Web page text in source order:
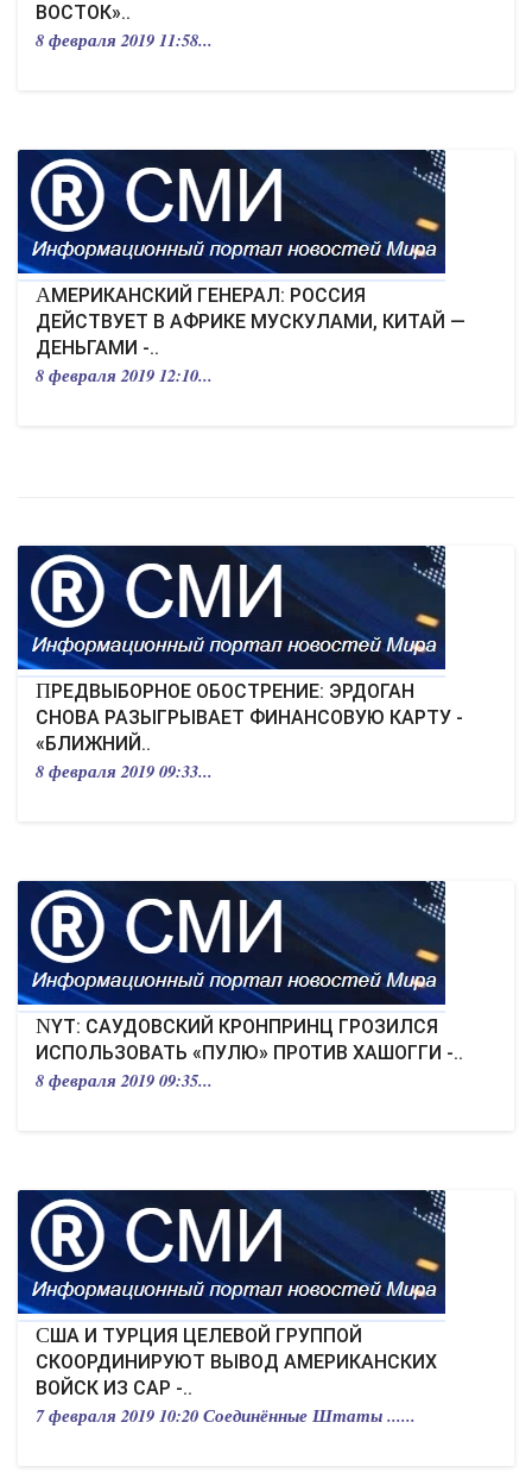
ВОСТОК»..
8 февраля 2019 11:58...
АМЕРИКАНСКИЙ ГЕНЕРАЛ: РОССИЯ
ДЕЙСТВУЕТ В АФРИКЕ МУСКУЛАМИ, КИТАЙ —
ДЕНЬГАМИ -..
8 февраля 2019 12:10...
ПРЕДВЫБОРНОЕ ОБОСТРЕНИЕ: ЭРДОГАН
СНОВА РАЗЫГРЫВАЕТ ФИНАНСОВУЮ КАРТУ -
«БЛИЖНИЙ..
8 февраля 2019 09:33...
NYT: САУДОВСКИЙ КРОНПРИНЦ ГРОЗИЛСЯ
ИСПОЛЬЗОВАТЬ «ПУЛЮ» ПРОТИВ ХАШОГГИ -..
8 февраля 2019 09:35...
США И ТУРЦИЯ ЦЕЛЕВОЙ ГРУППОЙ
СКООРДИНИРУЮТ ВЫВОД АМЕРИКАНСКИХ
ВОЙСК ИЗ САР -..
7 февраля 2019 10:20 Соединённые Штаты ......